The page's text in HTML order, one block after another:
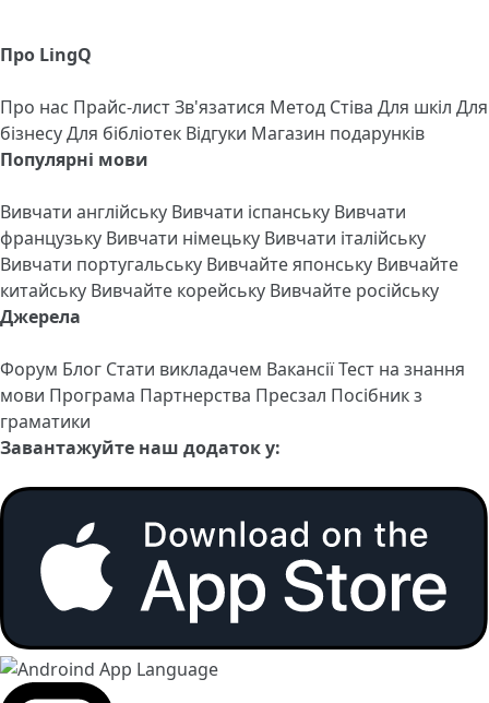
Про LingQ
Про нас Прайс-листЗв'язатися Метод Стіва Для шкіл Для
бізнесуДля бібліотек Відгуки Магазин подарунків
Популярні мови
Вивчати англійську Вивчати іспанську Вивчати
французьку Вивчати німецьку Вивчати італійську
Вивчати португальську Вивчайте японську Вивчайте
китайську Вивчайте корейську Вивчайте російську
Джерела
Форум Блог Стати викладачем ВакансіїТест на знання
мови Програма Партнерства Пресзал Посібник з
граматики
Завантажуйте наш додаток у: